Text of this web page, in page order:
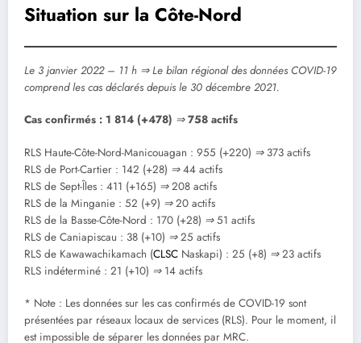
Situation sur la Côte-Nord
Le 3 janvier 2022 – 11 h ⇒Le bilan régional des données COVID-19
comprend les cas déclarés depuis le 30 décembre 2021.
Cas confirmés : 1 814 (+478) ⇒ 758 actifs
RLS Haute-Côte-Nord-Manicouagan : 955 (+220) ⇒ 373 actifs
RLS de Port-Cartier : 142 (+28) ⇒ 44 actifs
RLS de Sept-Îles : 411 (+165) ⇒ 208 actifs
RLS de la Minganie : 52 (+9) ⇒ 20 actifs
RLS de la Basse-Côte-Nord : 170 (+28) ⇒ 51 actifs
RLS de Caniapiscau : 38 (+10) ⇒ 25 actifs
RLS de Kawawachikamach (CLSC Naskapi) : 25 (+8) ⇒ 23 actifs
RLS indéterminé : 21 (+10) ⇒ 14 actifs
* Note : Les données sur les cas confirmés de COVID-19 sont
présentées par réseaux locaux de services (RLS). Pour le moment, il
est impossible de séparer les données par MRC.